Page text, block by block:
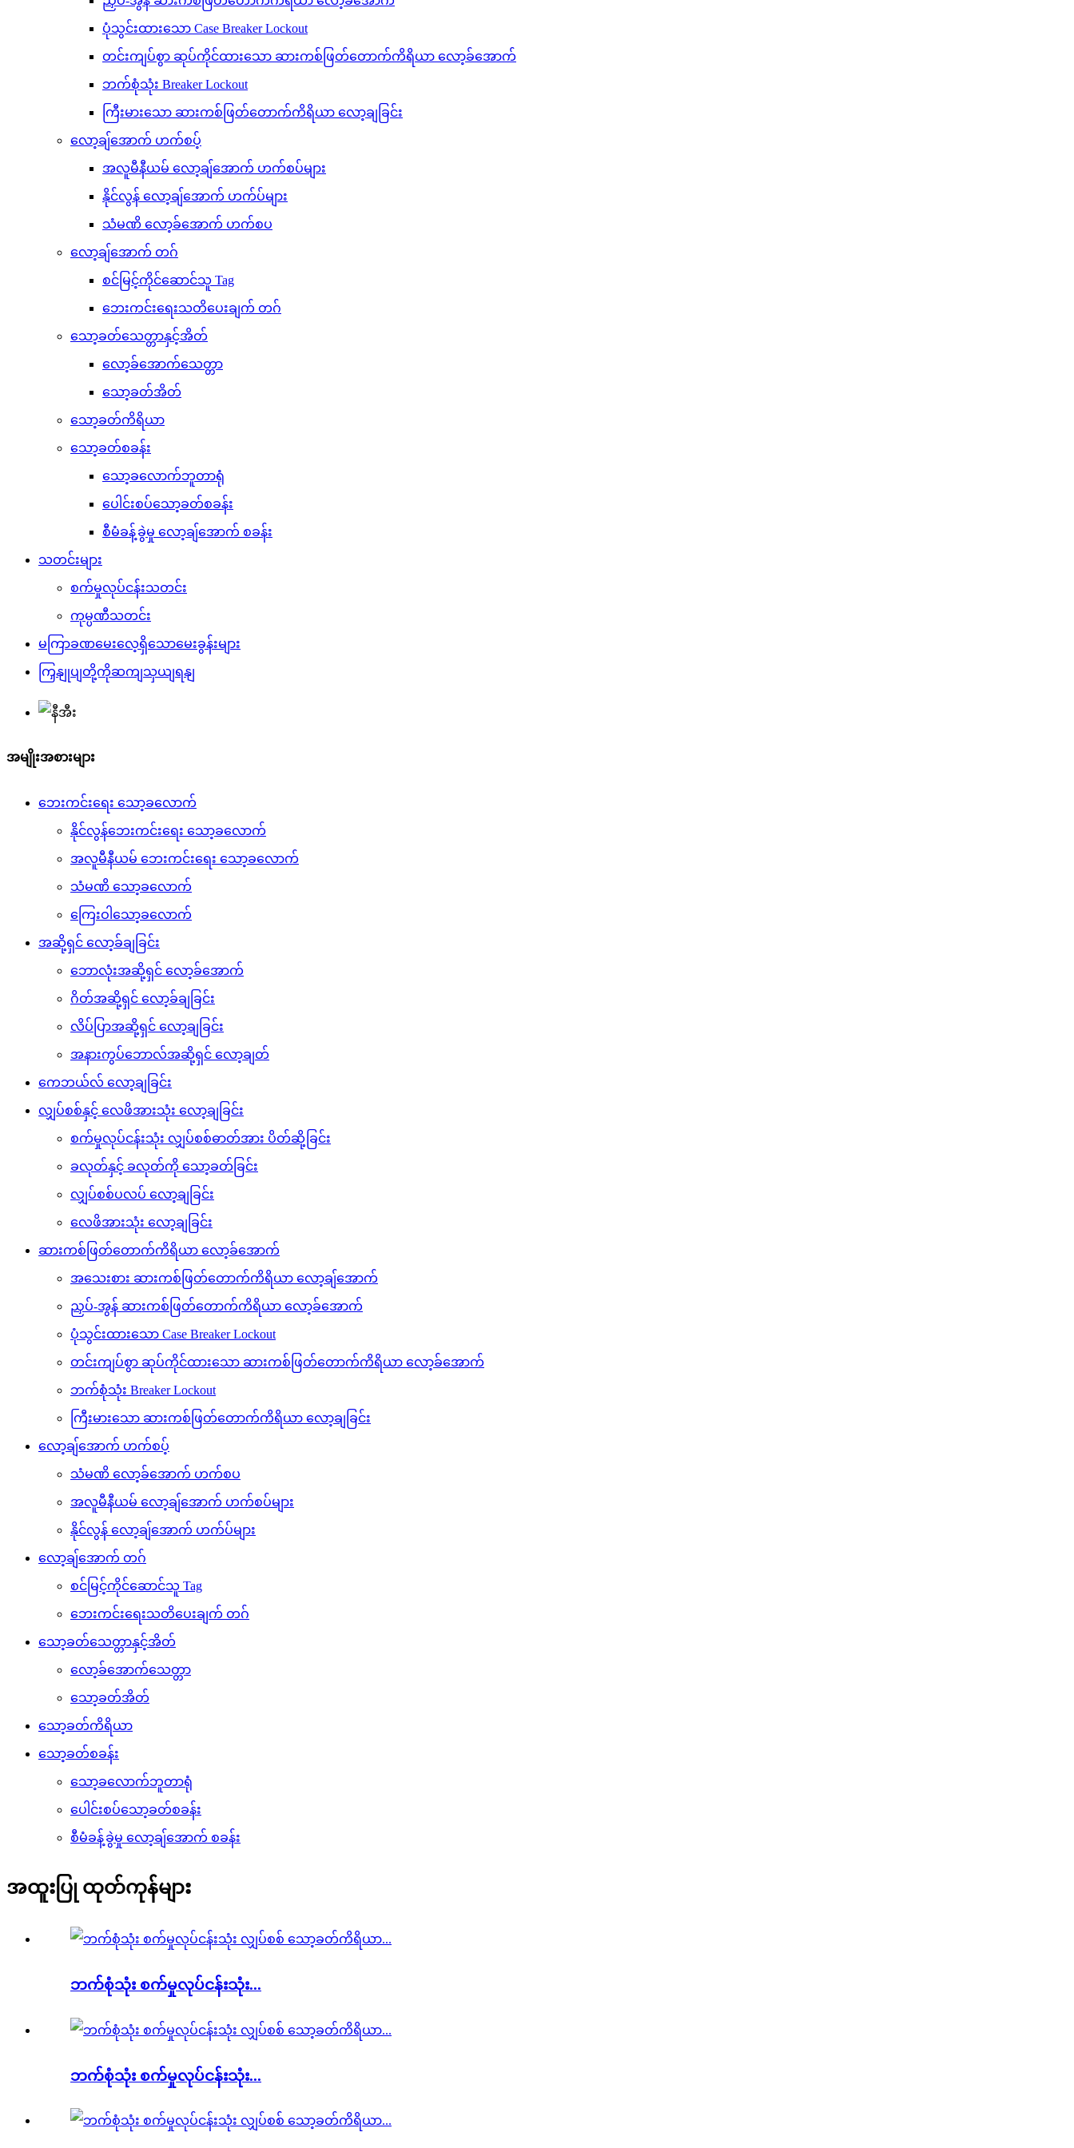
ပုံသွင်းထားသော Case Breaker Lockout
တင်းကျပ်စွာ ဆုပ်ကိုင်ထားသော ဆားကစ်ဖြတ်တောက်ကိရိယာ လော့ခ်အောက်
ဘက်စုံသုံး Breaker Lockout
ကြီးမားသော ဆားကစ်ဖြတ်တောက်ကိရိယာ လော့ချခြင်း
လော့ချ်အောက် ဟက်စပ့်
အလူမီနီယမ် လော့ချ်အောက် ဟက်စပ်များ
နိုင်လွန် လော့ချ်အောက် ဟက်ပ်များ
သံမဏိ လော့ခ်အောက် ဟက်စပ
လော့ချ်အောက် တဂ်
စင်မြင့်ကိုင်ဆောင်သူ Tag
ဘေးကင်းရေးသတိပေးချက် တဂ်
သော့ခတ်သေတ္တာနှင့်အိတ်
လော့ခ်အောက်သေတ္တာ
သော့ခတ်အိတ်
သော့ခတ်ကိရိယာ
သော့ခတ်စခန်း
သော့ခလောက်ဘူတာရုံ
ပေါင်းစပ်သော့ခတ်စခန်း
စီမံခန့်ခွဲမှု လော့ချ်အောက် စခန်း
သတင်းများ
စက်မှုလုပ်ငန်းသတင်း
ကုမ္ပဏီသတင်း
မကြာခဏမေးလေ့ရှိသောမေးခွန်းများ
ကြှနျုပျတို့ကိုဆကျသှယျရနျ
အမျိုးအစားများ
ဘေးကင်းရေး သော့ခလောက်
နိုင်လွန်ဘေးကင်းရေး သော့ခလောက်
အလူမီနီယမ် ဘေးကင်းရေး သော့ခလောက်
သံမဏိ သော့ခလောက်
ကြေးဝါသော့ခလောက်
အဆို့ရှင် လော့ခ်ချခြင်း
ဘောလုံးအဆို့ရှင် လော့ခ်အောက်
ဂိတ်အဆို့ရှင် လော့ခ်ချခြင်း
လိပ်ပြာအဆို့ရှင် လော့ချခြင်း
အနားကွပ်ဘောလ်အဆို့ရှင် လော့ချတ်
ကေဘယ်လ် လော့ချခြင်း
လျှပ်စစ်နှင့် လေဖိအားသုံး လော့ချခြင်း
စက်မှုလုပ်ငန်းသုံး လျှပ်စစ်ဓာတ်အား ပိတ်ဆို့ခြင်း
ခလုတ်နှင့် ခလုတ်ကို သော့ခတ်ခြင်း
လျှပ်စစ်ပလပ် လော့ချခြင်း
လေဖိအားသုံး လော့ချခြင်း
ဆားကစ်ဖြတ်တောက်ကိရိယာ လော့ခ်အောက်
အသေးစား ဆားကစ်ဖြတ်တောက်ကိရိယာ လော့ချ်အောက်
ညှပ်-အွန် ဆားကစ်ဖြတ်တောက်ကိရိယာ လော့ခ်အောက်
ပုံသွင်းထားသော Case Breaker Lockout
တင်းကျပ်စွာ ဆုပ်ကိုင်ထားသော ဆားကစ်ဖြတ်တောက်ကိရိယာ လော့ခ်အောက်
ဘက်စုံသုံး Breaker Lockout
ကြီးမားသော ဆားကစ်ဖြတ်တောက်ကိရိယာ လော့ချခြင်း
လော့ချ်အောက် ဟက်စပ့်
သံမဏိ လော့ခ်အောက် ဟက်စပ
အလူမီနီယမ် လော့ချ်အောက် ဟက်စပ်များ
နိုင်လွန် လော့ချ်အောက် ဟက်ပ်များ
လော့ချ်အောက် တဂ်
စင်မြင့်ကိုင်ဆောင်သူ Tag
ဘေးကင်းရေးသတိပေးချက် တဂ်
သော့ခတ်သေတ္တာနှင့်အိတ်
လော့ခ်အောက်သေတ္တာ
သော့ခတ်အိတ်
သော့ခတ်ကိရိယာ
သော့ခတ်စခန်း
သော့ခလောက်ဘူတာရုံ
ပေါင်းစပ်သော့ခတ်စခန်း
စီမံခန့်ခွဲမှု လော့ချ်အောက် စခန်း
အထူးပြု ထုတ်ကုန်များ
ဘက်စုံသုံး စက်မှုလုပ်ငန်းသုံး...
ဘက်စုံသုံး စက်မှုလုပ်ငန်းသုံး...